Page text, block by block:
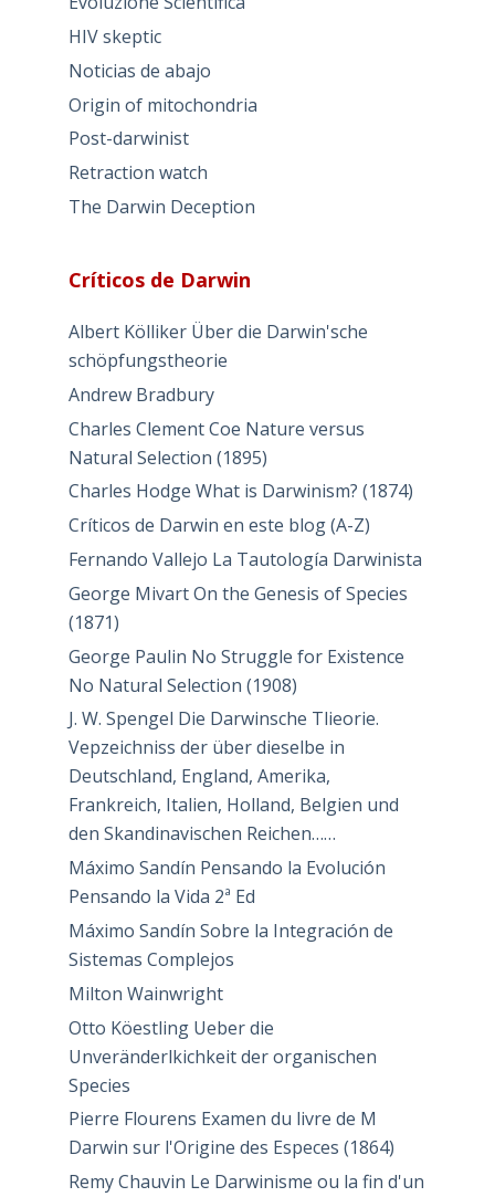
HIV skeptic
Noticias de abajo
Origin of mitochondria
Post-darwinist
Retraction watch
The Darwin Deception
Críticos de Darwin
Albert Kölliker Über die Darwin'sche
schöpfungstheorie
Andrew Bradbury
Charles Clement Coe Nature versus
Natural Selection (1895)
Charles Hodge What is Darwinism? (1874)
Críticos de Darwin en este blog (A-Z)
Fernando Vallejo La Tautología Darwinista
George Mivart On the Genesis of Species
(1871)
George Paulin No Struggle for Existence
No Natural Selection (1908)
J. W. Spengel Die Darwinsche Tlieorie.
Vepzeichniss der über dieselbe in
Deutschland, England, Amerika,
Frankreich, Italien, Holland, Belgien und
den Skandinavischen Reichen……
Máximo Sandín Pensando la Evolución
Pensando la Vida 2ª Ed
Máximo Sandín Sobre la Integración de
Sistemas Complejos
Milton Wainwright
Otto Köestling Ueber die
Unveränderlkichkeit der organischen
Species
Pierre Flourens Examen du livre de M
Darwin sur l'Origine des Especes (1864)
Remy Chauvin Le Darwinisme ou la fin d'un